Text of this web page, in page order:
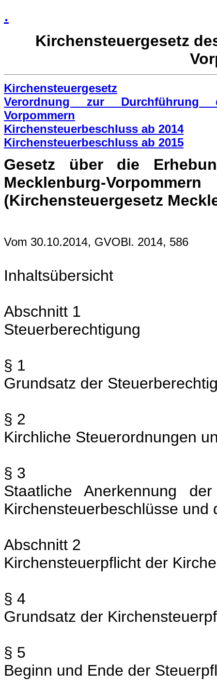
.
Kirchensteuergesetz
Kirchensteuergesetz
Verordnung zur Durchführung
Vorpommern
Kirchensteuerbeschluss ab 2014
Kirchensteuerbeschluss ab 2015
Gesetz über die
Mecklenburg-Vorpommern
(Kirchensteuergesetz
Vom 30.10.2014, GVOBl. 2014, 586
Inhaltsübersicht
Abschnitt 1
Steuerberechtigung
§ 1
Grundsatz der
§ 2
Kirchliche Steuerordnungen
§ 3
Staatliche Anerkennung
Kirchensteuerbeschlüsse und
Abschnitt 2
Kirchensteuerpflicht der
§ 4
Grundsatz der
§ 5
Beginn und Ende der